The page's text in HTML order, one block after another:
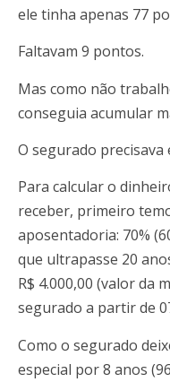
ele tinha apenas 77
Faltavam 9 pontos.
Mas como não
conseguia acumular
O segurado
Para calcular o
receber, primeiro
aposentadoria: 70%
que ultrapasse 20
R$ 4.000,00 (valor da
segurado a partir de
Como o segurado
especial por 8 anos